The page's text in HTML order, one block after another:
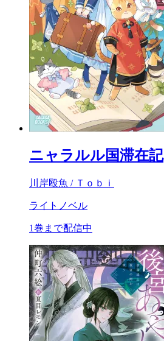
ニャラルル国滞在記
川岸殴魚 / Ｔｏｂｉ
ライトノベル
1巻まで配信中